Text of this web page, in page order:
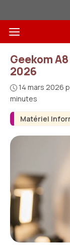
au
contenuMenu
Matériel
Geekom
2026
14 mars 2026
minutes